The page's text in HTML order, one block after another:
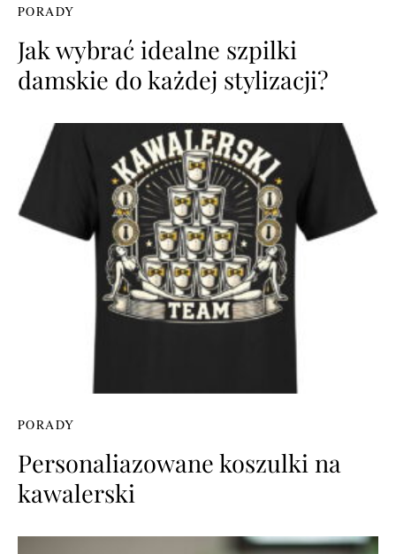
PORADY
Jak wybrać idealne szpilki
damskie do każdej stylizacji?
PORADY
Personaliazowane koszulki na
kawalerski